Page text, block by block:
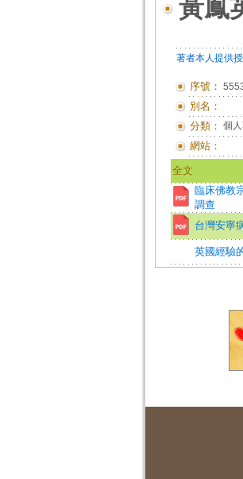
黃鳳
著者本人提供
序號：
別名：
分類： 個
網站：
全文
臨床佛教
調查
台灣安寧
英國經驗